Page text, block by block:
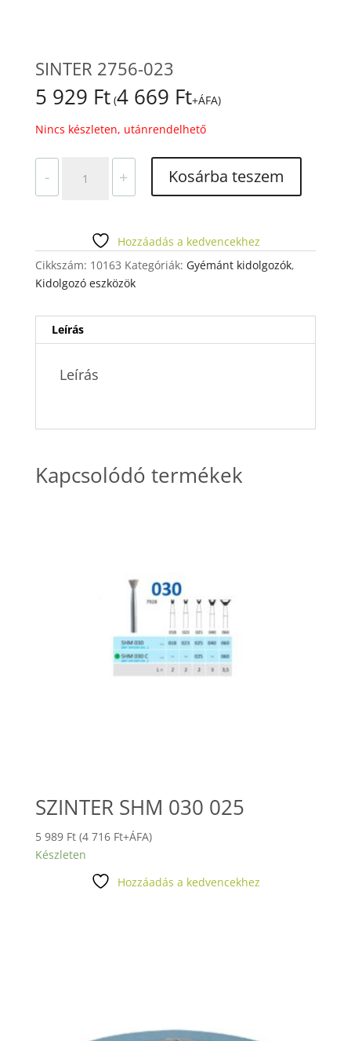
SINTER 2756-023
5 929 Ft (4 669 Ft+ÁFA)
Nincs készleten, utánrendelhető
-
2756-
+ Kosárba teszem
Hozzáadás a kedvencekhez
Cikkszám: 10163 Kategóriák: Gyémánt kidolgozók,
Kidolgozó eszközök
Leírás
Leírás
Kapcsolódó termékek
SZINTER SHM 030 025
5 989 Ft (4 716 Ft+ÁFA)
Készleten
Hozzáadás a kedvencekhez